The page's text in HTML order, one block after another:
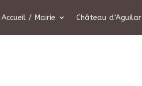
Accueil / Mairie Château d’Aguilar